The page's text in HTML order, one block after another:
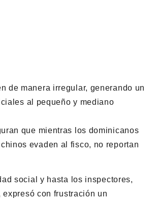
de manera irregular, generando un
al pequeño y mediano
que mientras los dominicanos
evaden al fisco, no reportan
social y hasta los inspectores,
con frustración un